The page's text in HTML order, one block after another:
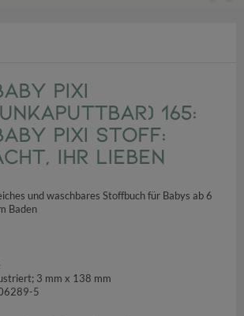
Pixi
165:
Pixi Stoff:
ihr lieben
und waschbares Stoffbuch für Babys ab 6
Baden
3 mm x 138 mm
5